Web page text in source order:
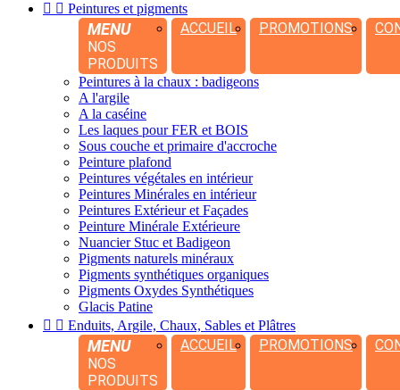
  Peintures et pigments
MENU
NOS
PRODUITS
ACCUEIL PROMOTIONS
Peintures à la chaux : badigeons
A l'argile
A la caséine
Les laques pour FER et BOIS
Sous couche et primaire d'accroche
Peinture plafond
Peintures végétales en intérieur
Peintures Minérales en intérieur
Peintures Extérieur et Façades
Peinture Minérale Extérieure
Nuancier Stuc et Badigeon
Pigments naturels minéraux
Pigments synthétiques organiques
Pigments Oxydes Synthétiques
Glacis Patine
  Enduits, Argile, Chaux, Sables et Plâtres
MENU
NOS
PRODUITS
ACCUEIL PROMOTIONS